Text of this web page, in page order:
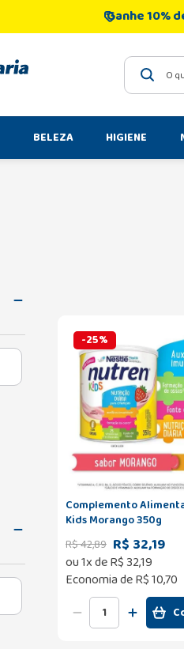
Ganhe 10%
O que
BELEZA HIGIENE
-25%
Complemento
Kids Morango 350g
R$42,89 R$ 32,19
ou1x deR$32,19
Economia deR$ 10,70